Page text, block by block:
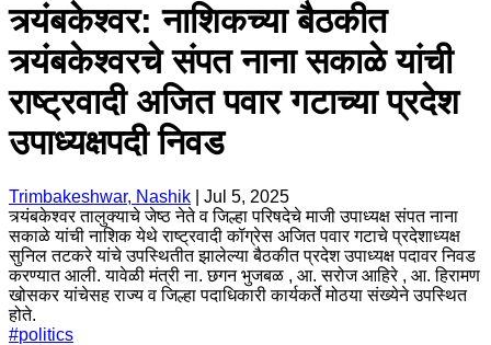
त्र्यंबकेश्वर: नाशिकच्या बैठकीत
त्र्यंबकेश्वरचे संपत नाना सकाळे यांची
राष्ट्रवादी अजित पवार गटाच्या प्रदेश
उपाध्यक्षपदी निवड
Trimbakeshwar, Nashik
Jul 5, 2025
त्र्यंबकेश्वर तालुक्याचे जेष्ठ नेते व जिल्हा परिषदेचे माजी उपाध्यक्ष संपत नाना
सकाळे यांची नाशिक येथे राष्ट्रवादी कॉग्रेस अजित पवार गटाचे प्रदेशाध्यक्ष
सुनिल तटकरे यांचे उपस्थितीत झालेल्या बैठकीत प्रदेश उपाध्यक्ष पदावर निवड
करण्यात आली. यावेळी मंत्री ना. छगन भुजबळ , आ. सरोज आहिरे , आ. हिरामण
खोसकर यांचेसह राज्य व जिल्हा पदाधिकारी कार्यकर्ते मोठया संख्येने उपस्थित
होते.
#politics